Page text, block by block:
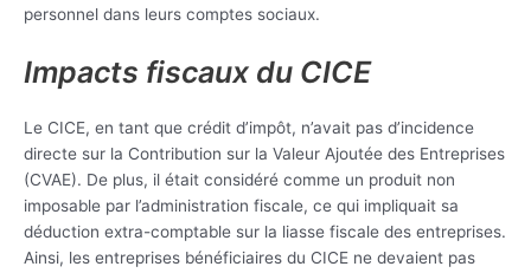
personnel dans leurs comptes sociaux.
Impacts fiscaux du CICE
Le CICE, en tant que crédit d’impôt, n’avait pas d’incidence
directe sur la Contribution sur la Valeur Ajoutée des Entreprises
(CVAE). De plus, il était considéré comme un produit non
imposable par l’administration fiscale, ce qui impliquait sa
déduction extra-comptable sur la liasse fiscale des entreprises.
Ainsi, les entreprises bénéficiaires du CICE ne devaient pas